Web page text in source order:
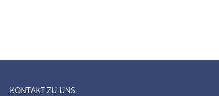
KONTAKT ZU UNS